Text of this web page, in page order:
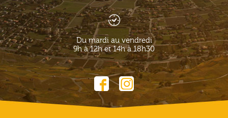
Du mardi au vendredi
9h à 12h et 14h à 18h30